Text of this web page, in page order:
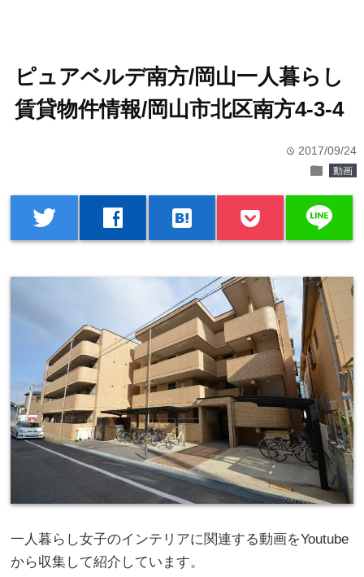
ピュアベルデ南方/岡山一人暮らし
賃貸物件情報/岡山市北区南方4-3-4
time 2017/09/24
folder 動画
twitter facebook hatenabookmark line
一人暮らし女子のインテリアに関連する動画をYoutube
から収集して紹介しています。